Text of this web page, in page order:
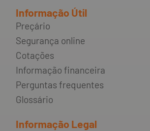
Informação Útil
Preçário
Segurança online
Cotações
Informação financeira
Perguntas frequentes
Glossário
Informação Legal